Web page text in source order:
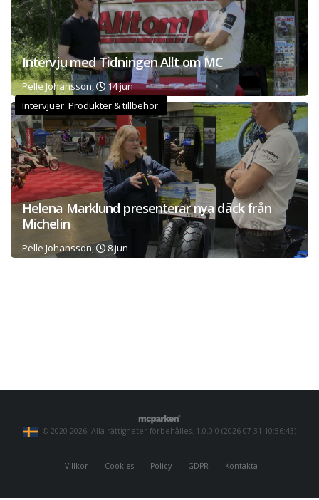
Intervju med Tidningen Allt om MC
Pelle Johansson,
14 jun
Intervjuer Produkter & tillbehör
Helena Marklund presenterar nya däck från
Michelin
Pelle Johansson, 8 jun
© 2020-2026. Alla rättigheter förbehålles. 1.0.0.0 (2026-07-31 10:56:43)
Villkor Cookies Policy GDPR Kontakta